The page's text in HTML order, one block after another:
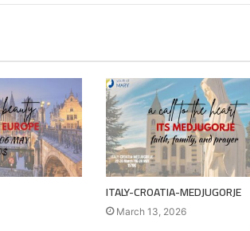
ITALY-CROATIA-MEDJUGORJE
March 13, 2026